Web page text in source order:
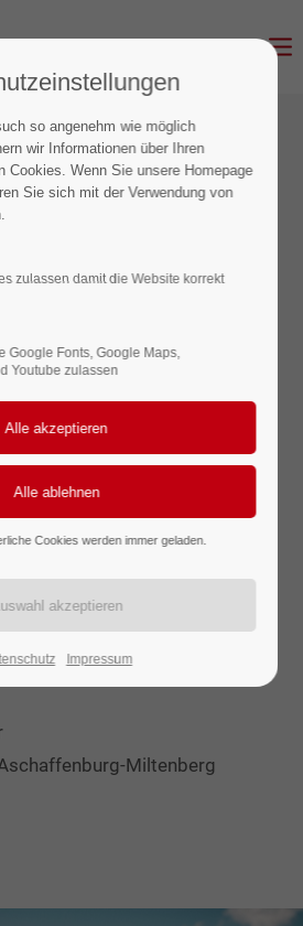
Zimmermann
Miltenberg
so angenehm wie möglich
wir Informationen über Ihren
Cookies. Wenn Sie unsere Homepage
Sie sich mit der Verwendung von
zulassen damit die Website korrekt
Google Fonts, Google Maps,
Youtube zulassen
Cookies werden immer geladen.
Impressum